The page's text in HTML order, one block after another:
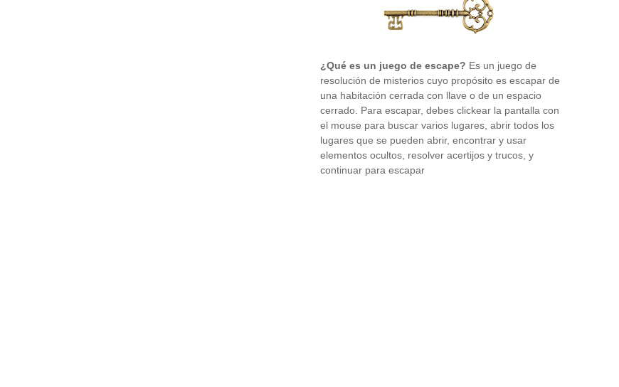
¿Qué es un juego de escape? Es un juego de
resolución de misterios cuyo propósito es escapar de
una habitación cerrada con llave o de un espacio
cerrado. Para escapar, debes clickear la pantalla con
el mouse para buscar varios lugares, abrir todos los
lugares que se pueden abrir, encontrar y usar
elementos ocultos, resolver acertijos y trucos, y
continuar para escapar